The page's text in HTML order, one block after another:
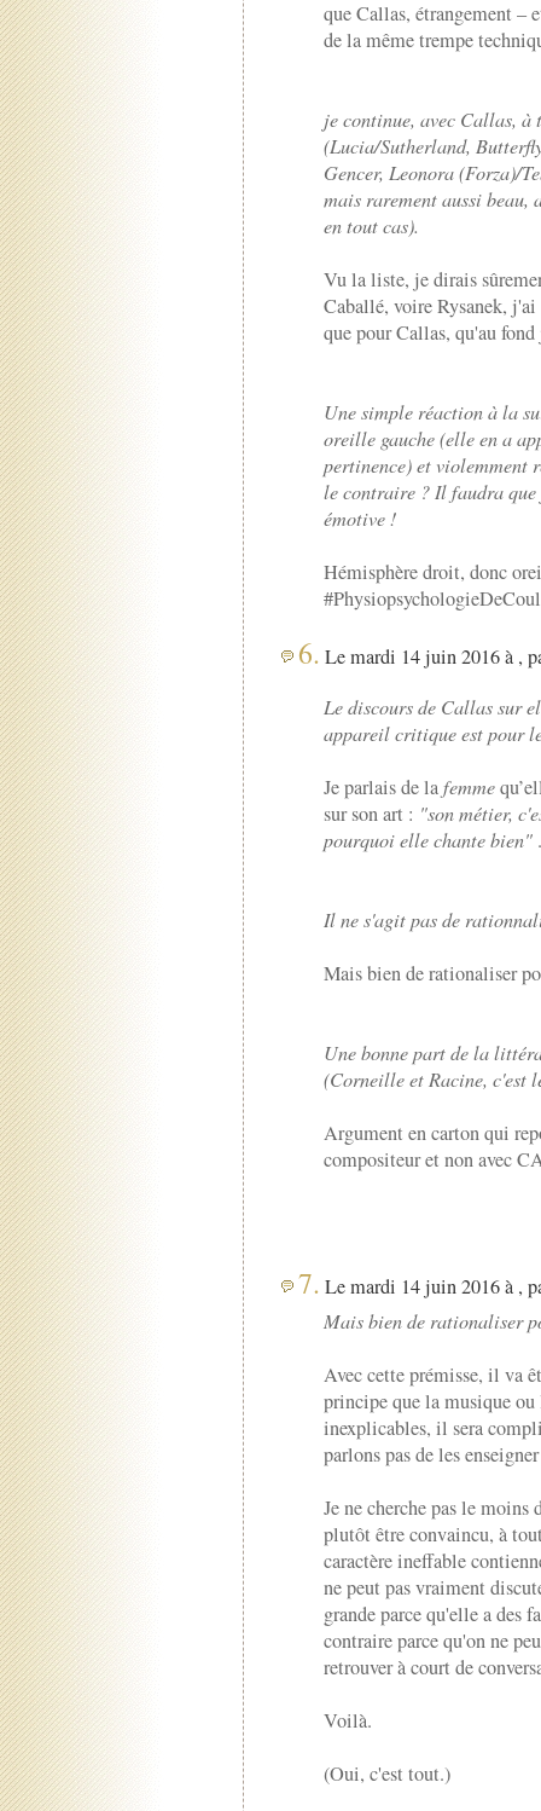
que Callas, étrangement –
de la même trempe
je continue, avec Callas,
(Lucia/Sutherland,
Gencer, Leonora (Forza)/
mais rarement aussi beau,
en tout cas).
Vu la liste, je dirais
Caballé, voire Rysanek, j'ai
que pour Callas, qu'au
Une simple réaction à la
oreille gauche (elle en a
pertinence) et violemment
le contraire ? Il faudra que
émotive !
Hémisphère droit, donc
6. Le mardi 14 juin 2016 à ,
Le discours de Callas sur
appareil critique est pour
Je parlais de lafemme
sur son art : "son métier,
pourquoi elle chante bien".
Il ne s'agit pas de
Mais bien de rationaliser
Une bonne part de la
(Corneille et Racine, c'est
Argument en carton qui
compositeur et non avec
7. Le mardi 14 juin 2016 à ,
Mais bien de rationaliser
Avec cette prémisse, il va
principe que la musique
inexplicables, il sera
parlons pas de les
Je ne cherche pas le
plutôt être convaincu, à
caractère ineffable
ne peut pas vraiment
grande parce qu'elle a des
contraire parce qu'on ne
retrouver à court de
Voilà.
(Oui, c'est tout.)